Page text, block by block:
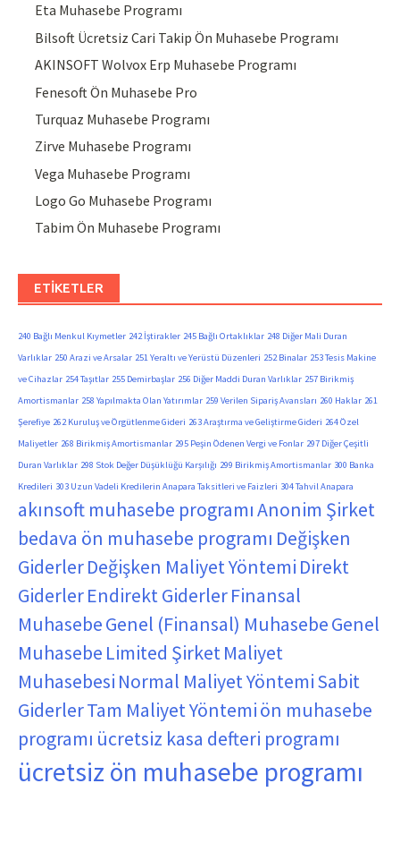
Eta Muhasebe Programı
Bilsoft Ücretsiz Cari Takip Ön Muhasebe Programı
AKINSOFT Wolvox Erp Muhasebe Programı
Fenesoft Ön Muhasebe Pro
Turquaz Muhasebe Programı
Zirve Muhasebe Programı
Vega Muhasebe Programı
Logo Go Muhasebe Programı
Tabim Ön Muhasebe Programı
ETIKETLER
240 Bağlı Menkul Kıymetler 242 İştirakler 245 Bağlı Ortaklıklar 248 Diğer Mali Duran
Varlıklar 250 Arazi ve Arsalar 251 Yeraltı ve Yerüstü Düzenleri 252 Binalar 253 Tesis Makine
ve Cihazlar 254 Taşıtlar 255 Demirbaşlar 256 Diğer Maddi Duran Varlıklar 257 Birikmiş
Amortismanlar 258 Yapılmakta Olan Yatırımlar 259 Verilen Sipariş Avansları 260 Haklar 261
Şerefiye 262 Kuruluş ve Örgütlenme Gideri 263 Araştırma ve Geliştirme Gideri 264 Özel
Maliyetler 268 Birikmiş Amortismanlar 295 Peşin Ödenen Vergi ve Fonlar 297 Diğer Çeşitli
Duran Varlıklar 298 Stok Değer Düşüklüğü Karşılığı 299 Birikmiş Amortismanlar 300 Banka
Kredileri 303 Uzun Vadeli Kredilerin Anapara Taksitleri ve Faizleri 304 Tahvil Anapara
akınsoft muhasebe programıAnonim Şirket
bedava ön muhasebe programı Değişken
GiderlerDeğişken Maliyet Yöntemi Direkt
GiderlerEndirekt GiderlerFinansal
MuhasebeGenel (Finansal) MuhasebeGenel
Muhasebe Limited ŞirketMaliyet
Muhasebesi Normal Maliyet YöntemiSabit
GiderlerTam Maliyet Yöntemiön muhasebe
programı ücretsiz kasa defteri programı
ücretsiz ön muhasebe programı